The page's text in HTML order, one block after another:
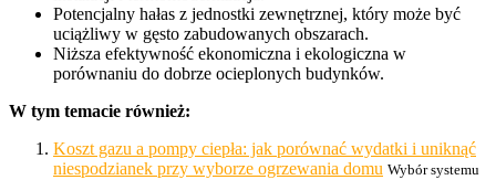
Potencjalny hałas z jednostki zewnętrznej, który może być
uciążliwy w gęsto zabudowanych obszarach.
Niższa efektywność ekonomiczna i ekologiczna w
porównaniu do dobrze ocieplonych budynków.
W tym temacie również:
Koszt gazu a pompy ciepła: jak porównać wydatki i uniknąć
niespodzianek przy wyborze ogrzewania domu Wybór systemu